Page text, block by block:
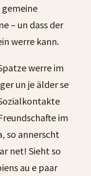
– un dass der
werre kann.
werre im
un je älder se
im
so annerscht
net! Sieht so
au e paar